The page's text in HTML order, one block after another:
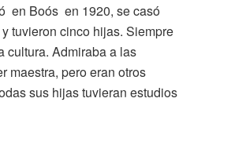
en Boós en 1920, se casó
tuvieron cinco hijas. Siempre
cultura. Admiraba a las
maestra, pero eran otros
sus hijas tuvieran estudios